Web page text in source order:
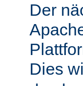
Der
Dies